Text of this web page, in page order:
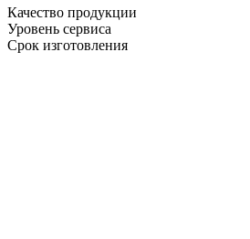
Качество продукции
Уровень сервиса
Срок изготовления